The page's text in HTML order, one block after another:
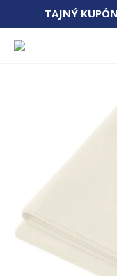
TAJNÝ​ KUPÓN